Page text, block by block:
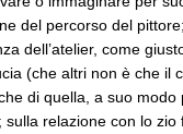
del percorso del
dell’atelier, come
(che altri non è che il
di quella, a suo modo
sulla relazione con lo zio